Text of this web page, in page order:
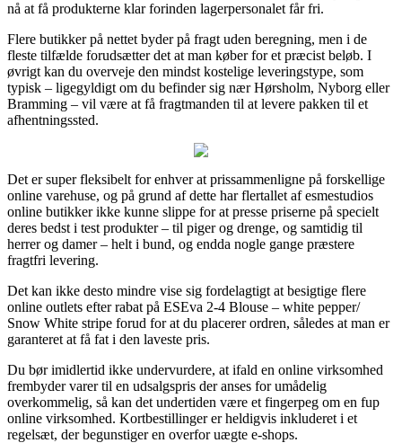
nå at få produkterne klar forinden lagerpersonalet får fri.
Flere butikker på nettet byder på fragt uden beregning, men i de
fleste tilfælde forudsætter det at man køber for et præcist beløb. I
øvrigt kan du overveje den mindst kostelige leveringstype, som
typisk – ligegyldigt om du befinder sig nær Hørsholm, Nyborg eller
Bramming – vil være at få fragtmanden til at levere pakken til et
afhentningssted.
Det er super fleksibelt for enhver at prissammenligne på forskellige
online varehuse, og på grund af dette har flertallet af esmestudios
online butikker ikke kunne slippe for at presse priserne på specielt
deres bedst i test produkter – til piger og drenge, og samtidig til
herrer og damer – helt i bund, og endda nogle gange præstere
fragtfri levering.
Det kan ikke desto mindre vise sig fordelagtigt at besigtige flere
online outlets efter rabat på ESEva 2-4 Blouse – white pepper/
Snow White stripe forud for at du placerer ordren, således at man er
garanteret at få fat i den laveste pris.
Du bør imidlertid ikke undervurdere, at ifald en online virksomhed
frembyder varer til en udsalgspris der anses for umådelig
overkommelig, så kan det undertiden være et fingerpeg om en fup
online virksomhed. Kortbestillinger er heldigvis inkluderet i et
regelsæt, der begunstiger en overfor uægte e-shops.